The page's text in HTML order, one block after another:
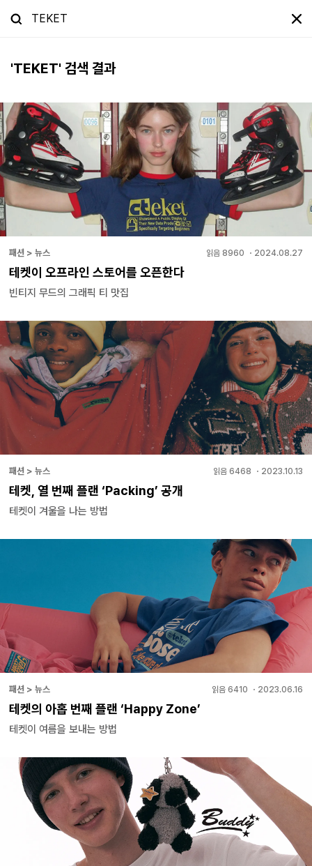
'TEKET' 검색 결과
패션 > 뉴스 읽음 8960 ・ 2024.08.27
테켓이 오프라인 스토어를 오픈한다
빈티지 무드의 그래픽 티 맛집
패션 > 뉴스 읽음 6468 ・ 2023.10.13
테켓, 열 번째 플랜 ‘Packing’ 공개
테켓이 겨울을 나는 방법
패션 > 뉴스 읽음 6410 ・ 2023.06.16
테켓의 아홉 번째 플랜 ‘Happy Zone’
테켓이 여름을 보내는 방법